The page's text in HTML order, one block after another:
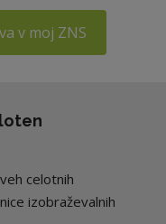
v moj ZNS
celotnih
izobraževalnih